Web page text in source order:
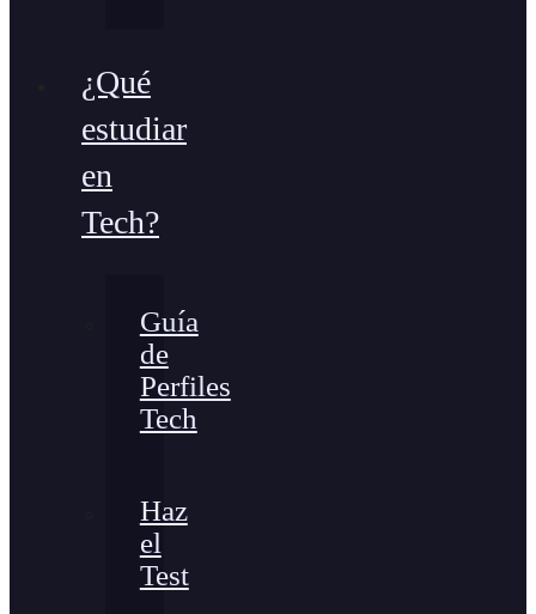
¿Qué
estudiar
en
Tech?
Guía
de
Perfiles
Tech
Haz
el
Test